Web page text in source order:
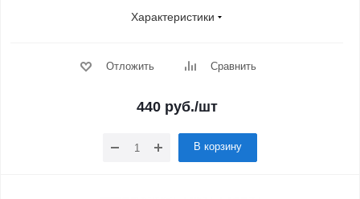
Характеристики
Отложить Сравнить
440 руб./шт
В корзину